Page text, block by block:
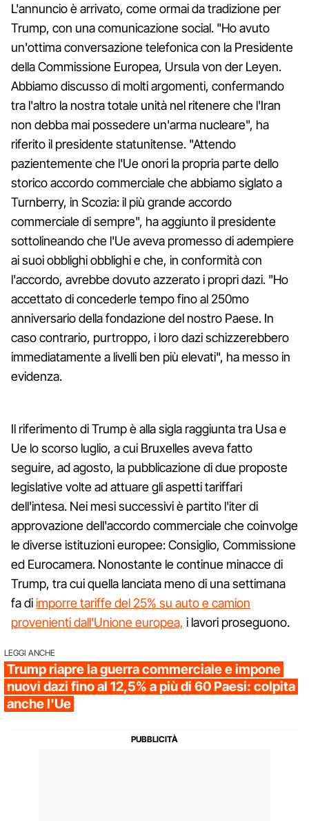
L'annuncio è arrivato, come ormai da tradizione per
Trump, con una comunicazione social. "Ho avuto
un'ottima conversazione telefonica con la Presidente
della Commissione Europea, Ursula von der Leyen.
Abbiamo discusso di molti argomenti, confermando
tra l'altro la nostra totale unità nel ritenere che l'Iran
non debba mai possedere un'arma nucleare", ha
riferito il presidente statunitense. "Attendo
pazientemente che l'Ue onori la propria parte dello
storico accordo commerciale che abbiamo siglato a
Turnberry, in Scozia: il più grande accordo
commerciale di sempre", ha aggiunto il presidente
sottolineando che l'Ue aveva promesso di adempiere
ai suoi obblighi obblighi e che, in conformità con
l'accordo, avrebbe dovuto azzerato i propri dazi. "Ho
accettato di concederle tempo fino al 250mo
anniversario della fondazione del nostro Paese. In
caso contrario, purtroppo, i loro dazi schizzerebbero
immediatamente a livelli ben più elevati", ha messo in
evidenza.
Il riferimento di Trump è alla sigla raggiunta tra Usa e
Ue lo scorso luglio, a cui Bruxelles aveva fatto
seguire, ad agosto, la pubblicazione di due proposte
legislative volte ad attuare gli aspetti tariffari
dell'intesa. Nei mesi successivi è partito l'iter di
approvazione dell'accordo commerciale che coinvolge
le diverse istituzioni europee: Consiglio, Commissione
ed Eurocamera. Nonostante le continue minacce di
Trump, tra cui quella lanciata meno di una settimana
fa diimporre tariffe del 25% su auto e camion
provenienti dall'Unione europea, i lavori proseguono.
LEGGI ANCHE
Trump riapre la guerra commerciale e impone
nuovi dazi fino al 12,5% a più di 60 Paesi: colpita
anche l'Ue